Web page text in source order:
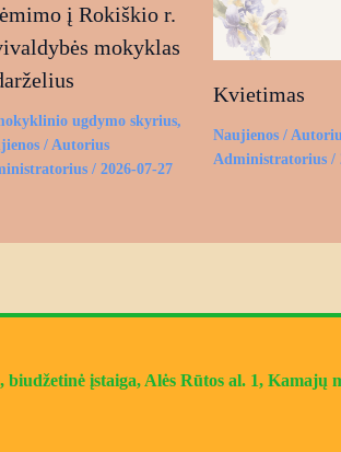
į Rokiškio r.
mokyklas
ugdymo skyrius,
/ Autorius
/2026-07-27
Kvietimas
Naujienos/
Administratorius /
įstaiga, Alės Rūtos al. 1, Kamajų